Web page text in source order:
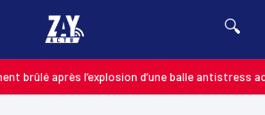
🔍
après l’explosion d’une balle antistress achetée